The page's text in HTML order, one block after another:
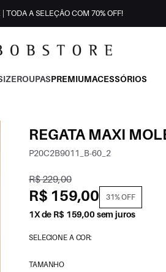
| TODA A SELEÇÃO COM 70% OFF!
ROUPASPREMIUMACESSÓRIOS
REGATA MAXI
P20C2B9011_B-60_2
R$ 229,00
R$ 159,00 31% OFF
1X de R$ 159,00 sem juros
SELECIONE A COR:
TAMANHO